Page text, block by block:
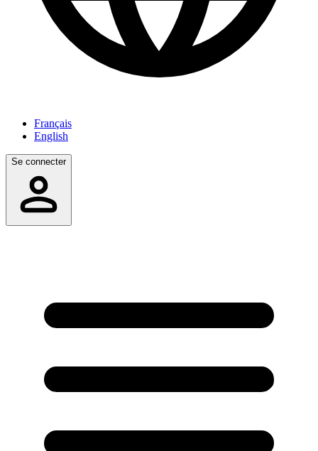
Français
English
Se connecter